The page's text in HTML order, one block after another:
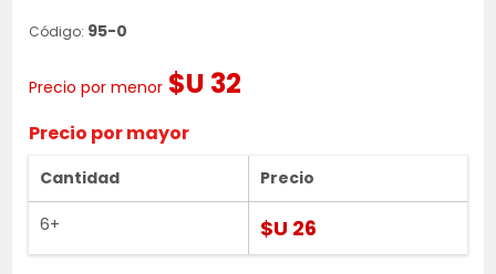
Código: 95-0
Precio por menor $U 32
Precio por mayor
Cantidad
6+
Precio
$U 26